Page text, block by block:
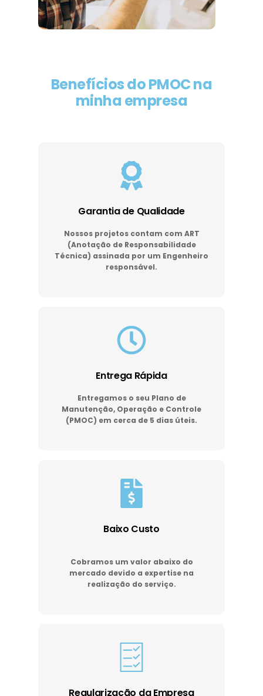
Benefícios do PMOC na
minha empresa
Garantia de Qualidade
Nossos projetos contam com ART
(Anotação de Responsabilidade
Técnica) assinada por um Engenheiro
responsável.
Entrega Rápida
Entregamos o seu Plano de
Manutenção, Operação e Controle
(PMOC) em cerca de 5 dias úteis.
Baixo Custo
Cobramos um valor abaixo do
mercado devido a expertise na
realização do serviço.
Regularização da Empresa